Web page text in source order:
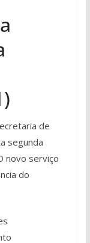
de
segunda
novo serviço
do